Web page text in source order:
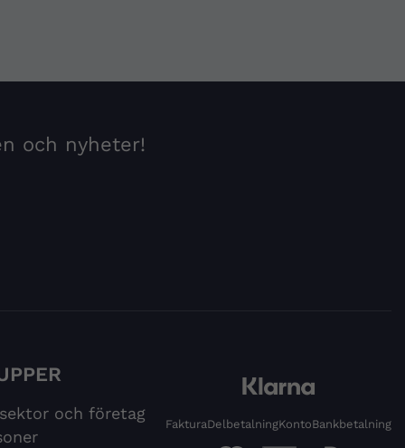
och nyheter!
och företag
FakturaDelbetalningKontoBankbetalning